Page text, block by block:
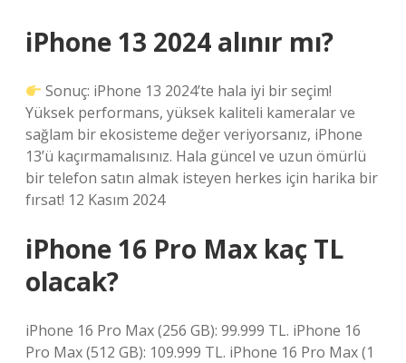
iPhone 13 2024 alınır mı?
Sonuç: iPhone 13 2024’te hala iyi bir seçim!
Yüksek performans, yüksek kaliteli kameralar ve
sağlam bir ekosisteme değer veriyorsanız, iPhone
13’ü kaçırmamalısınız. Hala güncel ve uzun ömürlü
bir telefon satın almak isteyen herkes için harika bir
fırsat! 12 Kasım 2024
iPhone 16 Pro Max kaç TL
olacak?
iPhone 16 Pro Max (256 GB): 99.999 TL. iPhone 16
Pro Max (512 GB): 109.999 TL. iPhone 16 Pro Max (1